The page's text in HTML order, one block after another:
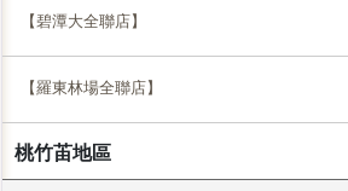
【碧潭大全聯店】
【羅東林場全聯店】
桃竹苖地區